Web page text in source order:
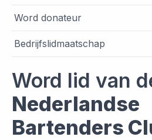
Word donateur
Bedrijfslidmaatschap
Word lid van
Nederlandse
Bartenders